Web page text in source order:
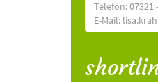
Telefon: 07321
E-Mail: